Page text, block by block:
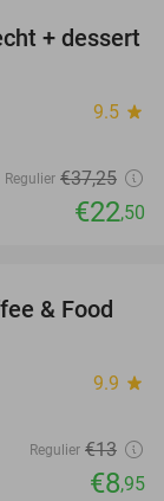
40%
+ dessert
9.5 star
Regulier €37,25
€22,50
31%
& Food
9.9 star
Regulier €13
€8,95